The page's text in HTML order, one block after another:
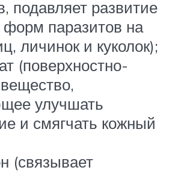
подавляет развитие
форм паразитов на
личинок и куколок);
(поверхностно-
улучшать
и смягчать кожный
(связывает